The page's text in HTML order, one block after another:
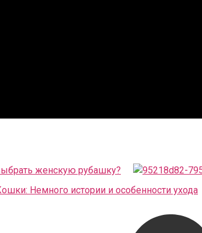
женскую рубашку?
Немного истории и особенности ухода